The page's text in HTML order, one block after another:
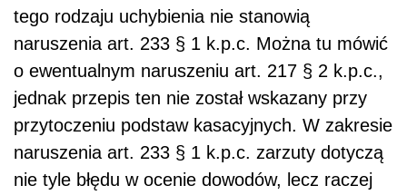
tego rodzaju uchybienia nie stanowią
naruszenia art. 233 § 1 k.p.c. Można tu mówić
o ewentualnym naruszeniu art. 217 § 2 k.p.c.,
jednak przepis ten nie został wskazany przy
przytoczeniu podstaw kasacyjnych. W zakresie
naruszenia art. 233 § 1 k.p.c. zarzuty dotyczą
nie tyle błędu w ocenie dowodów, lecz raczej